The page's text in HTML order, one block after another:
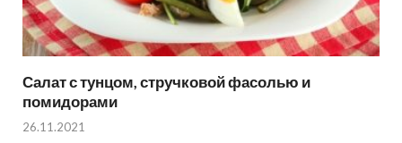
Салат с тунцом, стручковой фасолью и
помидорами
26.11.2021